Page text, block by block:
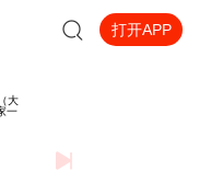
打开APP